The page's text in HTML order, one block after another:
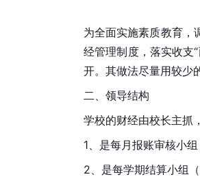
为全面实施素质教育，
经管理制度，落实收支
开。其做法尽量用较少
二、领导结构
学校的财经由校长主抓
1、是每月报账审核小
2、是每学期结算小组